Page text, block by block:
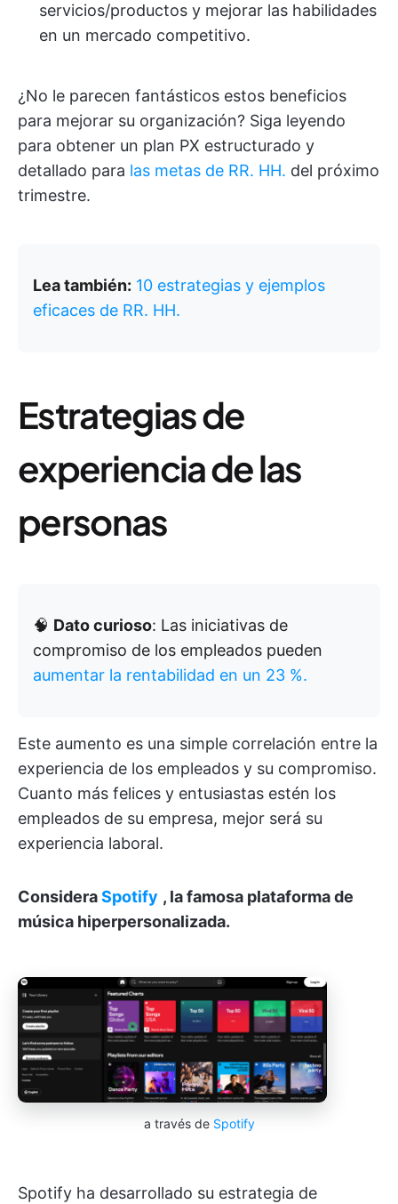
servicios/productos y mejorar las habilidades
en un mercado competitivo.
¿No le parecen fantásticos estos beneficios
para mejorar su organización? Siga leyendo
para obtener un plan PX estructurado y
detallado para las metas de RR. HH. del próximo
trimestre.
Lea también: 10 estrategias y ejemplos
eficaces de RR. HH.
Estrategias de
experiencia de las
personas
🧠 Dato curioso: Las iniciativas de
compromiso de los empleados pueden
aumentar la rentabilidad en un 23 %.
Este aumento es una simple correlación entre la
experiencia de los empleados y su compromiso.
Cuanto más felices y entusiastas estén los
empleados de su empresa, mejor será su
experiencia laboral.
ConsideraSpotify , la famosa plataforma de
música hiperpersonalizada.
a través de Spotify
Spotify ha desarrollado su estrategia de